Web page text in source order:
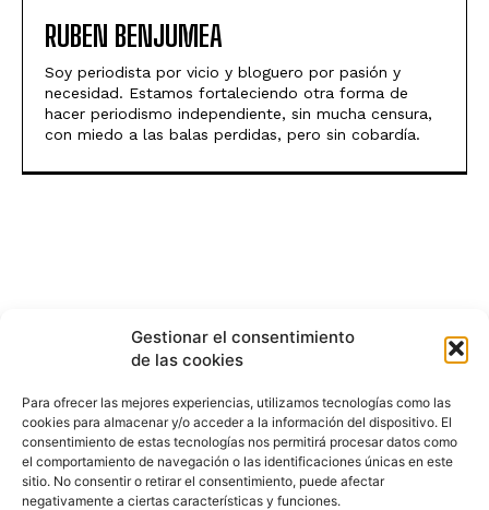
Gestionar el consentimiento
de las cookies
Para ofrecer las mejores experiencias, utilizamos tecnologías como las
cookies para almacenar y/o acceder a la información del dispositivo. El
consentimiento de estas tecnologías nos permitirá procesar datos como
el comportamiento de navegación o las identificaciones únicas en este
sitio. No consentir o retirar el consentimiento, puede afectar
negativamente a ciertas características y funciones.
RUBEN BENJUMEA
Soy periodista por vicio y bloguero por pasión y
necesidad. Estamos fortaleciendo otra forma de
hacer periodismo independiente, sin mucha censura,
con miedo a las balas perdidas, pero sin cobardía.